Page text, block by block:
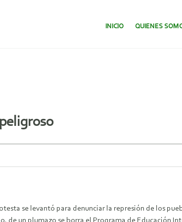
SALTAR AL CONTENIDO.
INICIO QUIENES
se levantó para denunciar la represión de los